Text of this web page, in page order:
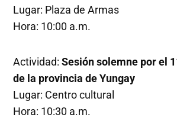
Lugar: Plaza de Armas
Hora: 10:00 a.m.
Actividad:Sesión solemne por el
de la provincia de Yungay
Lugar: Centro cultural
Hora: 10:30 a.m.